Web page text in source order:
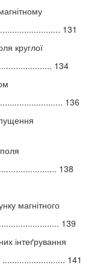
131
круглої
134
136
138
магнітного
139
інтеґрування
141